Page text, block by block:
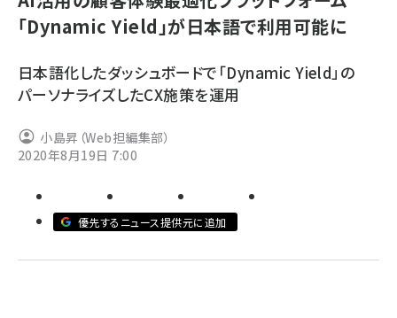
ai (2814)
note (2317)
z世代 (1623)
「Dynamic Yield」が日本語で利用可能に
日本語化したダッシュボードで「Dynamic Yield」の
パーソナライズしたCX施策を運用
小島昇（Web担編集部）
2020年8月19日 7:00
優先するニュース提供元に追加